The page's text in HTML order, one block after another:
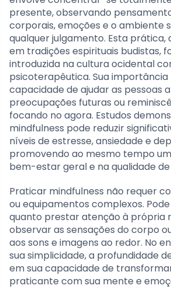
presente, observando
corporais, emoções e o ambiente
qualquer julgamento. Esta prática,
em tradições espirituais budistas,
introduzida na cultura ocidental
psicoterapêutica. Sua importância
capacidade de ajudar as pessoas
preocupações futuras ou
focando no agora. Estudos
mindfulness pode reduzir
níveis de estresse, ansiedade e
promovendo ao mesmo tempo
bem-estar geral e na qualidade de
Praticar mindfulness não requer
ou equipamentos complexos.
quanto prestar atenção à própria
observar as sensações do corpo
aos sons e imagens ao redor. No
sua simplicidade, a profundidade
em sua capacidade de
praticante com sua mente e